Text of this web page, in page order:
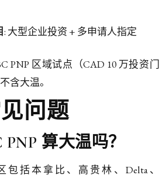
: 大型企业投资 + 多申请人指定
PNP 区域试点（CAD 10 万投资门
含大温。
问题
算大温吗？
包括本拿比、高贵林、Delta、